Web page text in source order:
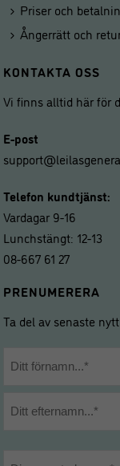
Priser och
Ångerrätt och
KONTAKTA OSS
Vi finns alltid här för
E-post
Telefon kundtjänst:
Vardagar 9-16
Lunchstängt: 12-13
08-667 61 27
PRENUMERERA
Ta del av senaste